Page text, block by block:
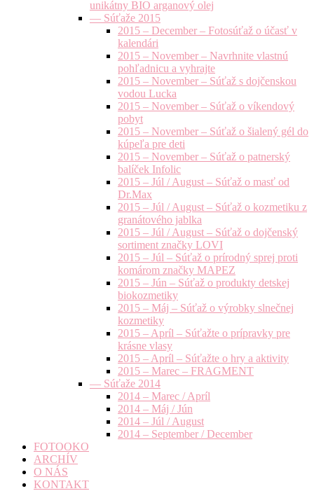
unikátny BIO arganový olej
— Súťaže 2015
2015 – December – Fotosúťaž o účasť v
kalendári
2015 – November – Navrhnite vlastnú
pohľadnicu a vyhrajte
2015 – November – Súťaž s dojčenskou
vodou Lucka
2015 – November – Súťaž o víkendový
pobyt
2015 – November – Súťaž o šialený gél do
kúpeľa pre deti
2015 – November – Súťaž o patnerský
balíček Infolic
2015 – Júl / August – Súťaž o masť od
Dr.Max
2015 – Júl / August – Súťaž o kozmetiku z
granátového jablka
2015 – Júl / August – Súťaž o dojčenský
sortiment značky LOVI
2015 – Júl – Súťaž o prírodný sprej proti
komárom značky MAPEZ
2015 – Jún – Súťaž o produkty detskej
biokozmetiky
2015 – Máj – Súťaž o výrobky slnečnej
kozmetiky
2015 – Apríl – Súťažte o prípravky pre
krásne vlasy
2015 – Apríl – Súťažte o hry a aktivity
2015 – Marec – FRAGMENT
— Súťaže 2014
2014 – Marec / Apríl
2014 – Máj / Jún
2014 – Júl / August
2014 – September / December
FOTOOKO
ARCHÍV
O NÁS
KONTAKT